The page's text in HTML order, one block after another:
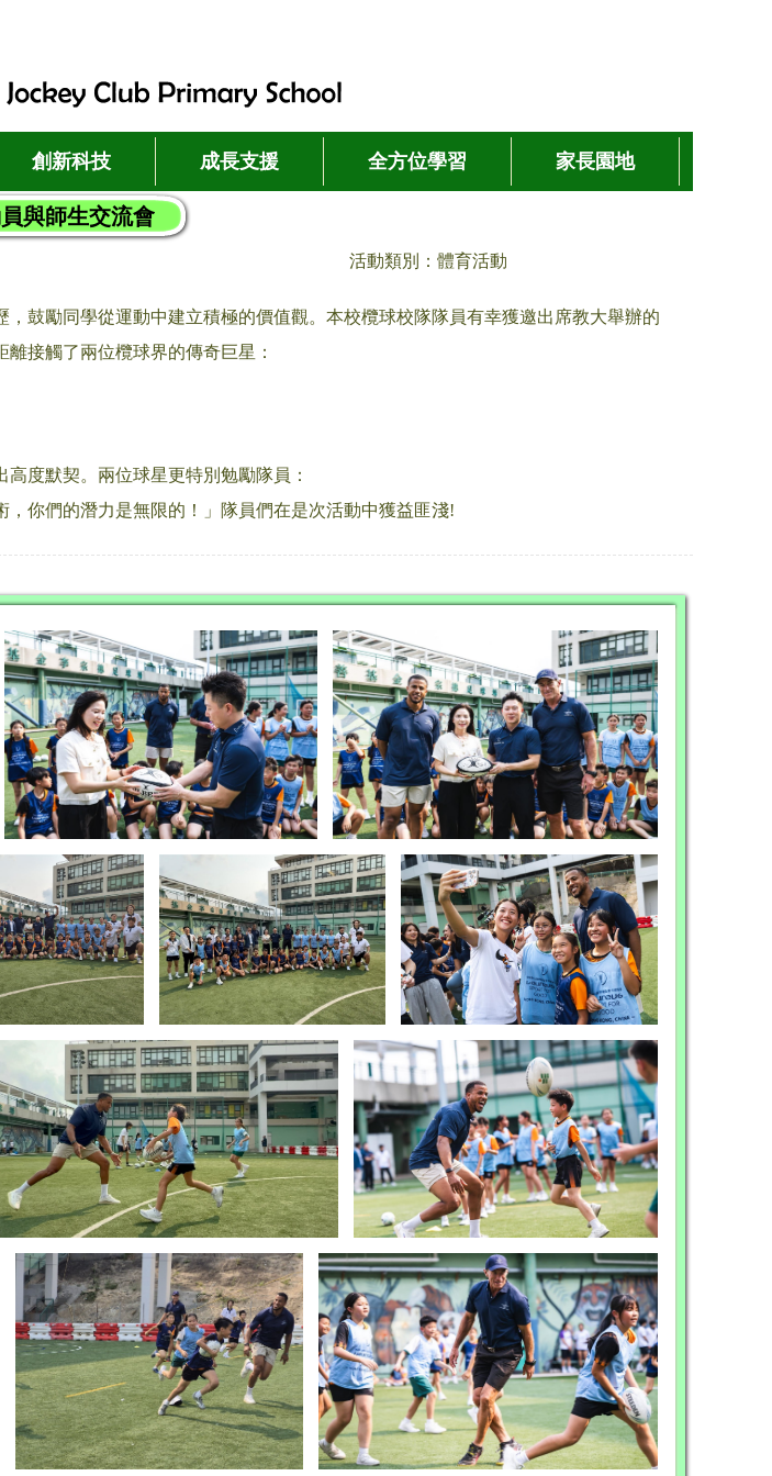
創新科技 成長支援 全方位學習 家長園地
與師生交流會
活動類別：體育活動
鼓勵同學從運動中建立積極的價值觀。本校欖球校隊隊員有幸獲邀出席教大舉辦的
離接觸了兩位欖球界的傳奇巨星：
度默契。兩位球星更特別勉勵隊員：
，你們的潛力是無限的！」隊員們在是次活動中獲益匪淺!